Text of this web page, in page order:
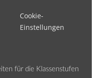
Cookie-
Einstellungen
für die Klassenstufen